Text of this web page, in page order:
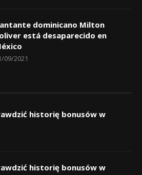
dominicano Milton
está desaparecido en
09/2021
historię bonusów w
historię bonusów w